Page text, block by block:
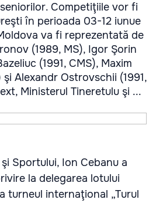
Competiţiile vor fi
în perioada 03-12 iunue
va fi reprezentată de
(1989, MS), Igor Şorin
(1991, CMS), Maxim
şi Alexandr Ostrovschii (1991,
Ministerul Tineretulu şi ...
Sportului, Ion Cebanu a
la delegarea lotului
turneul internaţional „Turul